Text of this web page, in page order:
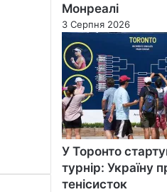
Монреалі
3 Серпня 2026
У Торонто
турнір: Україну
тенісисток